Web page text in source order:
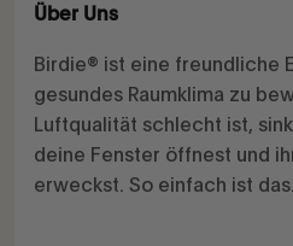
Über Uns
Birdie® ist eine freundliche
gesundes Raumklima zu
Luftqualität schlecht ist,
deine Fenster öffnest und
erweckst. So einfach ist das.